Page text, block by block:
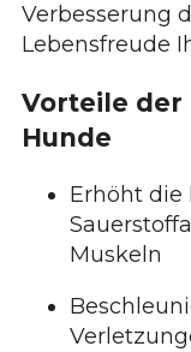
Verbesserung
Lebensfreude
Vorteile
Hunde
Erhöht
Muskeln